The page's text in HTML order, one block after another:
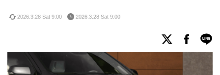
2026.3.28 Sat 9:00 2026.3.28 Sat 9:00